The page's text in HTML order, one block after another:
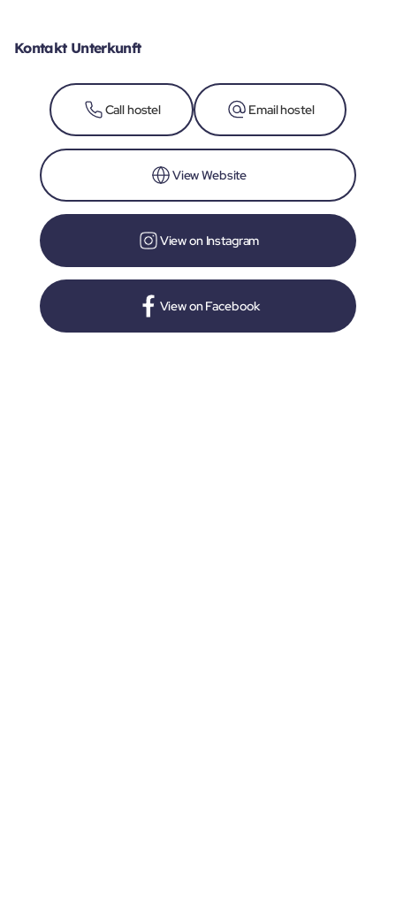
Kontakt Unterkunft
Call hostel Email hostel
View Website
View on Instagram
View on Facebook